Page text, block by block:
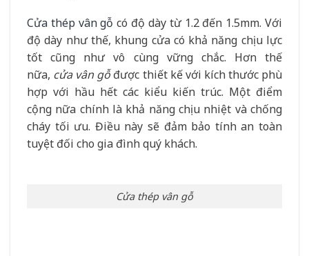
Cửa thép vân gỗ có độ dày từ 1.2 đến 1.5mm. Với
độ dày như thế, khung cửa có khả năng chịu lực
tốt cũng như vô cùng vững chắc. Hơn thế
nữa, cửa vân gỗđược thiết kế với kích thước phù
hợp với hầu hết các kiểu kiến trúc. Một điểm
cộng nữa chính là khả năng chịu nhiệt và chống
cháy tối ưu. Điều này sẽ đảm bảo tính an toàn
tuyệt đối cho gia đình quý khách.
Cửa thép vân gỗ